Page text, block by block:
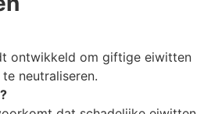
ontwikkeld om giftige eiwitten
neutraliseren.